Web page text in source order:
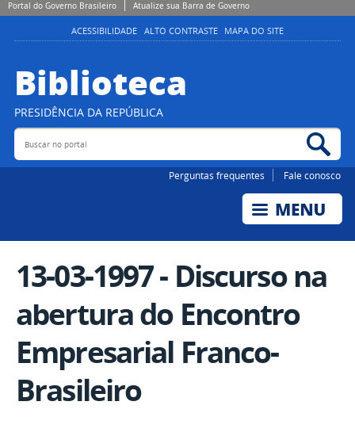
Portal do Governo Brasileiro Atualize sua Barra de Governo
ACESSIBILIDADE ALTO CONTRASTE MAPA DO SITE
Biblioteca
PRESIDÊNCIA DA REPÚBLICA
Buscar no portal
Perguntas frequentes Fale conosco
13-03-1997 - Discurso na
abertura do Encontro
Empresarial Franco-
Brasileiro